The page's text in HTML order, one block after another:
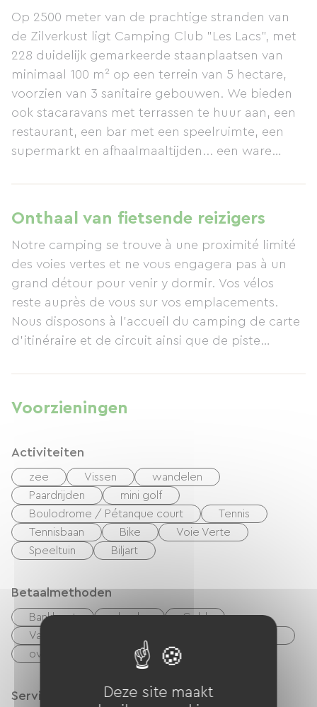
Op 2500 meter van de prachtige stranden van
de Zilverkust ligt Camping Club "Les Lacs", met
228 duidelijk gemarkeerde staanplaatsen van
minimaal 100 m² op een terrein van 5 hectare,
voorzien van 3 sanitaire gebouwen. We bieden
ook stacaravans met terrassen te huur aan, een
restaurant, een bar met een speelruimte, een
supermarkt en afhaalmaaltijden... een ware
buitenzwembad met een waterglijbaan,
minigolf, een speeltuin, tafeltennis, een
speelruimte, jeu de boulesbanen, boogschieten
en meer. Een supermarkt en een restaurant zijn
beschikbaar voor ontbijt, lunch en diner en
serveren heerlijke maaltijden. Een bar/ijssalon is
de hele dag geopend. Tijdens het hoogseizoen
is er een animatieteam aanwezig, evenals een
Onthaal van fietsende reizigers
Notre camping se trouve à une proximité limité
des voies vertes et ne vous engagera pas à un
grand détour pour venir y dormir. Vos vélos
reste auprès de vous sur vos emplacements.
Nous disposons à l'accueil du camping de carte
d'itinéraire et de circuit ainsi que de piste
Voorzieningen
Activiteiten
zee Vissen
wandelen
Paardrijden
mini golf
Boulodrome / Pétanque court
Tennis
Tennisbaan
Bike
Voie Verte
Speeltuin
Biljart
Betaalmethoden
Bankkaart checks
Geld
Vakantiebonnen (ANCV)
overdracht
Services
Deze site maakt